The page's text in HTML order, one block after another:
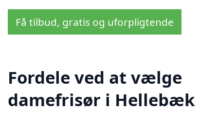
Få tilbud, gratis og uforpligtende
Fordele ved at vælge
damefrisør i Hellebæk